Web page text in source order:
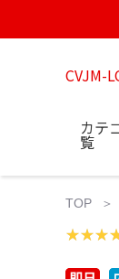
CVJM-
カテ
覧
TOP